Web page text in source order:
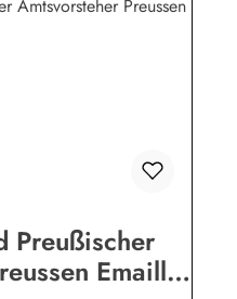
Preußischer
Emaille